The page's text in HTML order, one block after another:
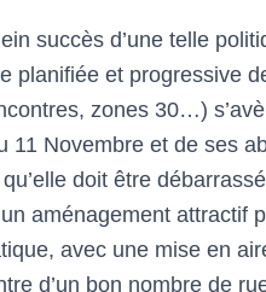
succès d’une telle
planifiée et progressive
zones 30…)
11 Novembre et de ses
doit être
aménagement
avec une mise en
d’un bon nombre de